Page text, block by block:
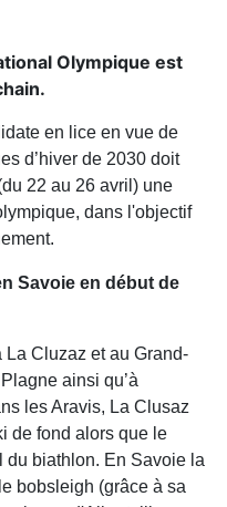
Olympique est
en lice en vue de
d’hiver de 2030 doit
22 au 26 avril) une
dans l'objectif
Savoie en début de
La Cluzaz et au Grand-
ainsi qu’à
les Aravis, La Clusaz
de fond alors que le
du biathlon. En Savoie la
bobsleigh (grâce à sa